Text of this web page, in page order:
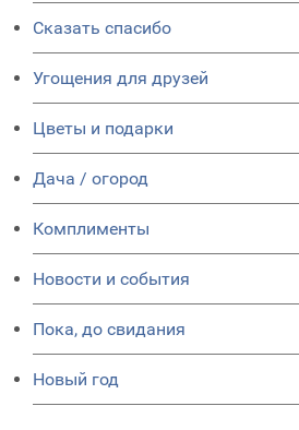
Сказать спасибо
Угощения для друзей
Цветы и подарки
Дача / огород
Комплименты
Новости и события
Пока, до свидания
Новый год